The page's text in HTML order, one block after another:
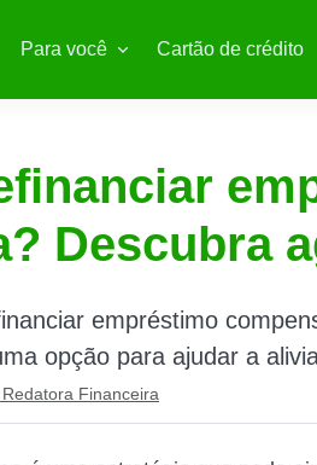
Para você Cartão de crédito
Descubra
empréstimo
opção para ajudar a
Financeira